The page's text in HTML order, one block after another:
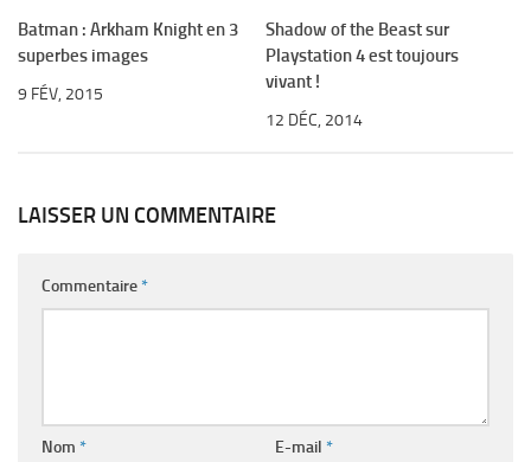
Batman : Arkham Knight en 3
superbes images
9 FÉV, 2015
Shadow of the Beast sur
Playstation 4 est toujours
vivant !
12 DÉC, 2014
LAISSER UN COMMENTAIRE
Commentaire*
Nom * E-mail *